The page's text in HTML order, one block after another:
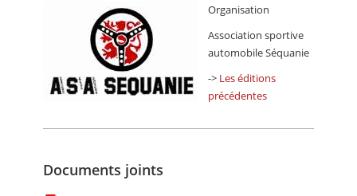
Organisation
Association sportive
automobile Séquanie
-> Les éditions
précédentes
Documents joints